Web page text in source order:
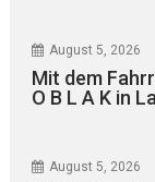
August 5, 2026
Mit dem
O B L A K in
August 5, 2026